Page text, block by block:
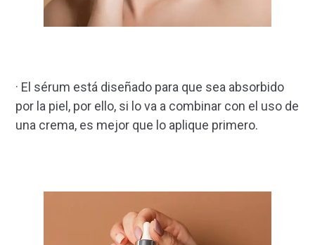
· El sérum está diseñado para que sea absorbido
por la piel, por ello, si lo va a combinar con el uso de
una crema, es mejor que lo aplique primero.